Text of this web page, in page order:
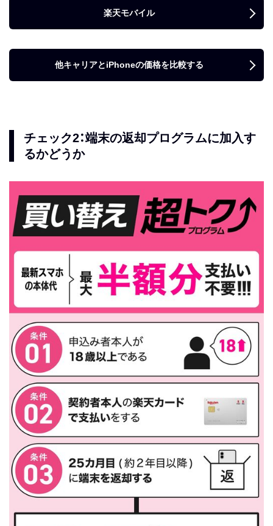
楽天モバイル
他キャリアとiPhoneの価格を比較する
チェック2：端末の返却プログラムに加入す
るかどうか